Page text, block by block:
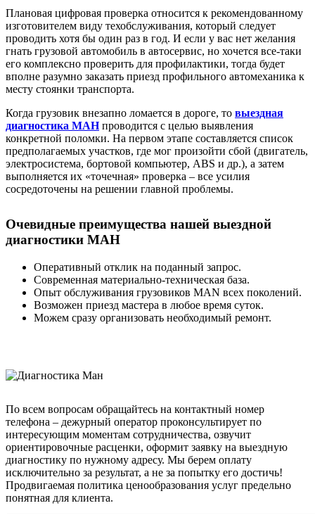
Плановая цифровая проверка относится к рекомендованному
изготовителем виду техобслуживания, который следует
проводить хотя бы один раз в год. И если у вас нет желания
гнать грузовой автомобиль в автосервис, но хочется все-таки
его комплексно проверить для профилактики, тогда будет
вполне разумно заказать приезд профильного автомеханика к
месту стоянки транспорта.
Когда грузовик внезапно ломается в дороге, то выездная
диагностика МАНпроводится с целью выявления
конкретной поломки. На первом этапе составляется список
предполагаемых участков, где мог произойти сбой (двигатель,
электросистема, бортовой компьютер, ABS и др.), а затем
выполняется их «точечная» проверка – все усилия
сосредоточены на решении главной проблемы.
Очевидные преимущества нашей выездной
диагностики МАН
Оперативный отклик на поданный запрос.
Современная материально-техническая база.
Опыт обслуживания грузовиков MAN всех поколений.
Возможен приезд мастера в любое время суток.
Можем сразу организовать необходимый ремонт.
По всем вопросам обращайтесь на контактный номер
телефона – дежурный оператор проконсультирует по
интересующим моментам сотрудничества, озвучит
ориентировочные расценки, оформит заявку на выездную
диагностику по нужному адресу. Мы берем оплату
исключительно за результат, а не за попытку его достичь!
Продвигаемая политика ценообразования услуг предельно
понятная для клиента.